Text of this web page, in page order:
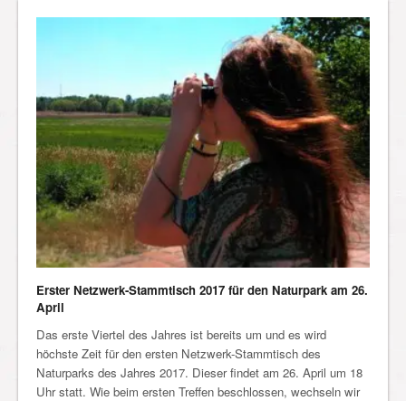
Erster Netzwerk-Stammtisch 2017 für den Naturpark am 26.
April
Das erste Viertel des Jahres ist bereits um und es wird
höchste Zeit für den ersten Netzwerk-Stammtisch des
Naturparks des Jahres 2017. Dieser findet am 26. April um 18
Uhr statt. Wie beim ersten Treffen beschlossen, wechseln wir